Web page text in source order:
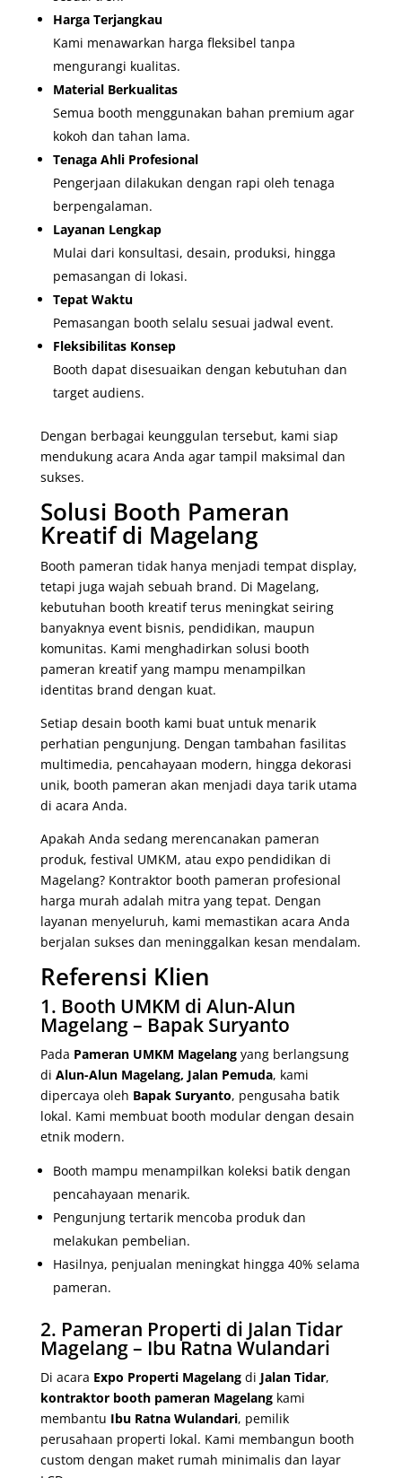
Harga Terjangkau
Kami menawarkan harga fleksibel tanpa
mengurangi kualitas.
Material Berkualitas
Semua booth menggunakan bahan premium agar
kokoh dan tahan lama.
Tenaga Ahli Profesional
Pengerjaan dilakukan dengan rapi oleh tenaga
berpengalaman.
Layanan Lengkap
Mulai dari konsultasi, desain, produksi, hingga
pemasangan di lokasi.
Tepat Waktu
Pemasangan booth selalu sesuai jadwal event.
Fleksibilitas Konsep
Booth dapat disesuaikan dengan kebutuhan dan
target audiens.
Dengan berbagai keunggulan tersebut, kami siap
mendukung acara Anda agar tampil maksimal dan
sukses.
Solusi Booth Pameran
Kreatif di Magelang
Booth pameran tidak hanya menjadi tempat display,
tetapi juga wajah sebuah brand. Di Magelang,
kebutuhan booth kreatif terus meningkat seiring
banyaknya event bisnis, pendidikan, maupun
komunitas. Kami menghadirkan solusi booth
pameran kreatif yang mampu menampilkan
identitas brand dengan kuat.
Setiap desain booth kami buat untuk menarik
perhatian pengunjung. Dengan tambahan fasilitas
multimedia, pencahayaan modern, hingga dekorasi
unik, booth pameran akan menjadi daya tarik utama
di acara Anda.
Apakah Anda sedang merencanakan pameran
produk, festival UMKM, atau expo pendidikan di
Magelang? Kontraktor booth pameran profesional
harga murah adalah mitra yang tepat. Dengan
layanan menyeluruh, kami memastikan acara Anda
berjalan sukses dan meninggalkan kesan mendalam.
Referensi Klien
1. Booth UMKM di Alun-Alun
Magelang – Bapak Suryanto
Pada Pameran UMKM Magelangyang berlangsung
di Alun-Alun Magelang, Jalan Pemuda, kami
dipercaya oleh Bapak Suryanto, pengusaha batik
lokal. Kami membuat booth modular dengan desain
etnik modern.
Booth mampu menampilkan koleksi batik dengan
pencahayaan menarik.
Pengunjung tertarik mencoba produk dan
melakukan pembelian.
Hasilnya, penjualan meningkat hingga 40% selama
pameran.
2. Pameran Properti di Jalan Tidar
Magelang – Ibu Ratna Wulandari
Di acara Expo Properti Magelangdi Jalan Tidar,
kontraktor booth pameran Magelangkami
membantu Ibu Ratna Wulandari, pemilik
perusahaan properti lokal. Kami membangun booth
custom dengan maket rumah minimalis dan layar